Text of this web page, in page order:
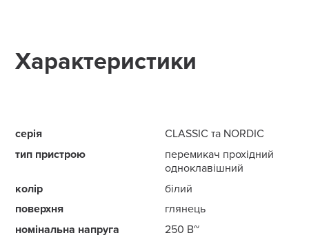
Характеристики
серія
CLASSIC та NORDIC
тип пристрою
перемикач прохідний
одноклавішний
колір
білий
поверхня
глянець
номінальна напруга
250 В~